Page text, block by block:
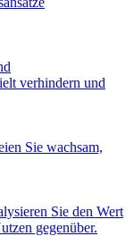
verhindern und
Sie wachsam,
Sie den Wert
gegenüber.